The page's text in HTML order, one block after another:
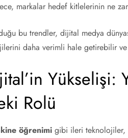
markalar hedef kitlelerinin ne
bu trendler, dijital medya
daha verimli hale getirebilir
Yükselişi:
Rolü
öğrenimi gibi ileri teknolojiler,